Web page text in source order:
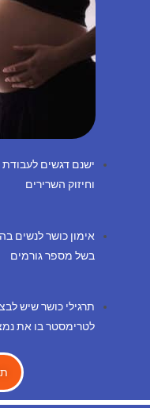
ישנם דגשים לעבודת
וחיזוק השרירים
אימון כושר לנשים
בשל מספר גורמים
תרגילי כושר שיש
לטרימסטר בו את